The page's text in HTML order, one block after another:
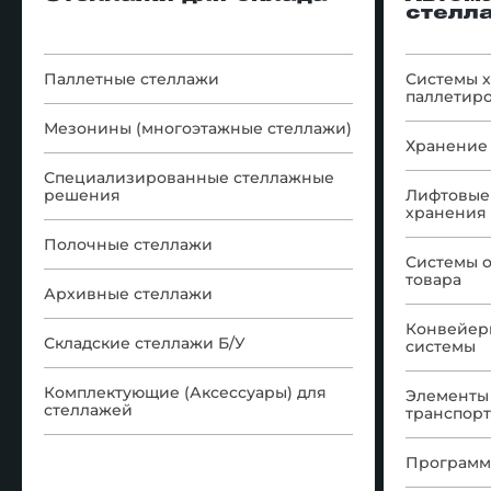
Паллетные стеллажи
Мезонины (многоэтажные стеллажи)
Специализированные стеллажные
решения
Полочные стеллажи
Архивные стеллажи
Складские стеллажи Б/У
Комплектующие (Аксессуары) для
стеллажей
Системы
Лифтовые
хранения
Системы
товара
системы